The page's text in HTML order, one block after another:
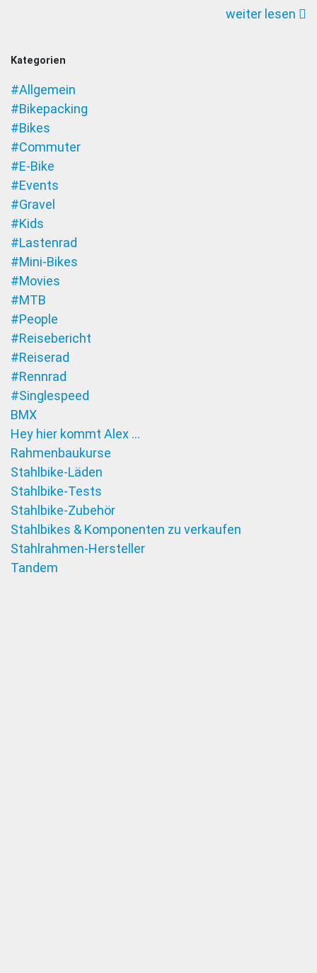
Kategorien
#Allgemein
#Bikepacking
#Bikes
#Commuter
#E-Bike
#Events
#Gravel
#Kids
#Lastenrad
#Mini-Bikes
#Movies
#MTB
#People
#Reisebericht
#Reiserad
#Rennrad
#Singlespeed
BMX
Hey hier kommt Alex …
Rahmenbaukurse
Stahlbike-Läden
Stahlbike-Tests
Stahlbike-Zubehör
Stahlbikes & Komponenten zu verkaufen
Stahlrahmen-Hersteller
Tandem
Teil
weiter lesen